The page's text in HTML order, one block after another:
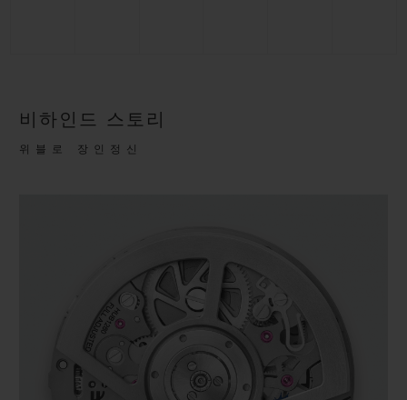
비하인드 스토리
위블로 장인정신